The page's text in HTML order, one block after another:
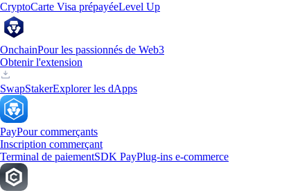
CryptoCarte Visa prépayéeLevel Up
OnchainPour les passionnés de Web3
Obtenir l'extension
SwapStakerExplorer les dApps
PayPour commerçants
Inscription commerçant
Terminal de paiementSDK PayPlug-ins e-commerce